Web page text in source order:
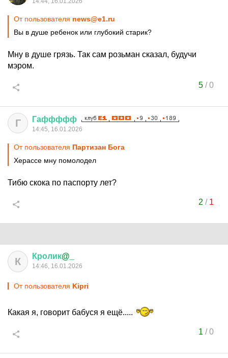
От пользователя news@e1.ru
Вы в душе ребенок или глубокий старик?
Мну в душе грязь. Так сам розьман сказал, будучи
мэром.
5/0
Г Гаффффф
14:45, 16.01.2026
От пользователя Партизан Бога
Херассе мну помолодел
Тибю скока по паспорту лет?
2 / 1
К Кролик@_
14:46, 16.01.2026
От пользователя Kipri
Какая я, говорит бабуся я ещё.....
1 /0